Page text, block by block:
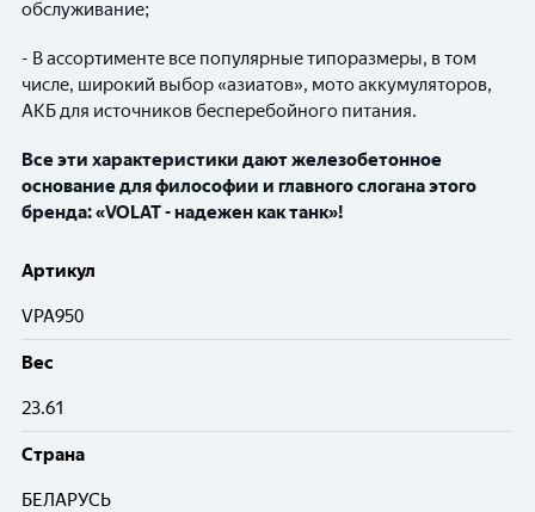
обслуживание;
- В ассортименте все популярные типоразмеры, в том
числе, широкий выбор «азиатов», мото аккумуляторов,
АКБ для источников бесперебойного питания.
Все эти характеристики дают железобетонное
основание для философии и главного слогана этого
бренда: «VOLAT - надежен как танк»!
Артикул
VPA950
Вес
23.61
Cтрана
БЕЛАРУСЬ